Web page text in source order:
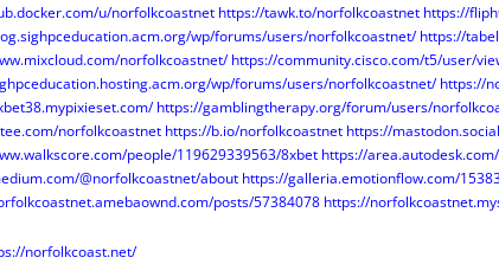
u/norfolkcoastnet https://tawk.to/norfolkcoastnet https://
wp/forums/users/norfolkcoastnet/ https://
norfolkcoastnet/ https://community.cisco.com/t5/user/
wp/forums/users/norfolkcoastnet/ https://
https://gamblingtherapy.org/forum/users/
norfolkcoastnet https://b.io/norfolkcoastnet https://
people/119629339563/8xbet https://
@norfolkcoastnet/about https://galleria.emotionflow.com/
posts/57384078 https://
norfolkcoast.net/